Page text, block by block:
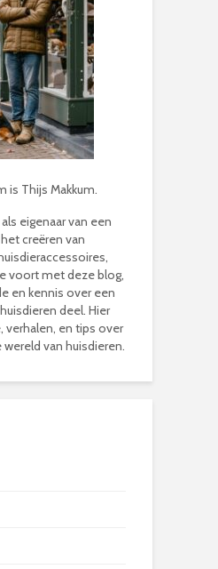
is Thijs Makkum.
eigenaar van een
creëren van
voort met deze blog,
en kennis over een
deel. Hier
verhalen, en tips over
van huisdieren.